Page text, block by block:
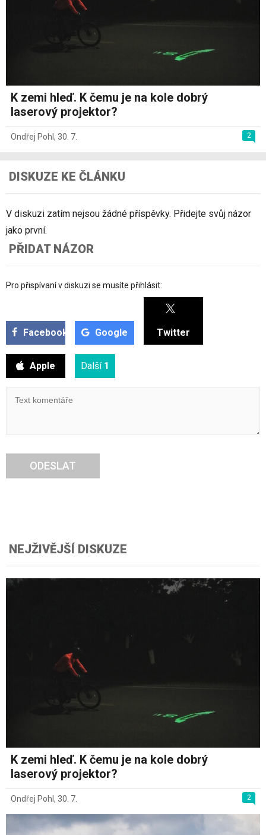
K zemi hleď. K čemu je na kole dobrý
laserový projektor?
2
Ondřej Pohl , 30. 7.
DISKUZE KE ČLÁNKU
V diskuzi zatím nejsou žádné příspěvky. Přidejte svůj názor
jako první.
PŘIDAT NÁZOR
Pro přispívaní v diskuzi se musíte přihlásit:
Facebook Google Twitter
Apple Další 1
ODESLAT
NEJŽIVĚJŠÍ DISKUZE
K zemi hleď. K čemu je na kole dobrý
laserový projektor?
2
Ondřej Pohl , 30. 7.